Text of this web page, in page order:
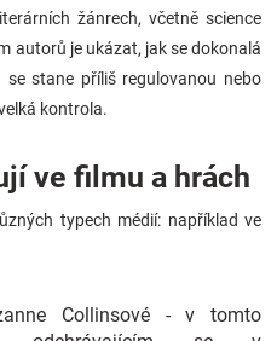
žánrech, včetně science
autorů je ukázat, jak se dokonalá
stane příliš regulovanou nebo
kontrola.
ve filmu a hrách
typech médií: například ve
Collinsové - v tomto